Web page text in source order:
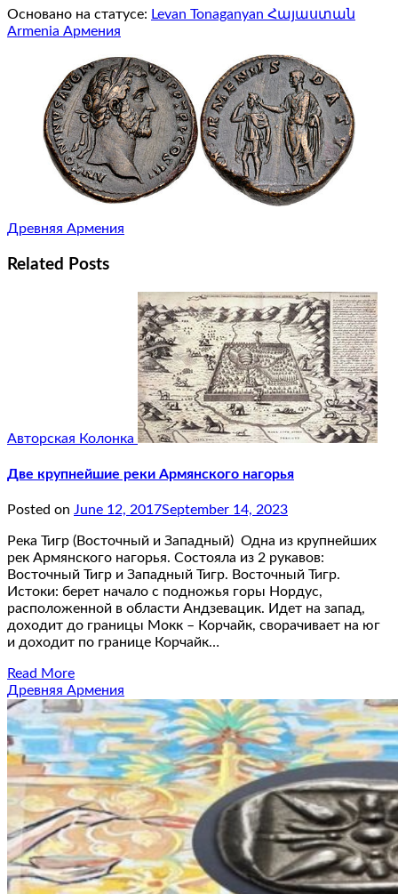
Основано на статусе: Levan Tonaganyan Հայաստան
Armenia Армения
Древняя Армения
Related Posts
Авторская Колонка
Две крупнейшие реки Армянского нагорья
Posted on June 12, 2017September 14, 2023
Река Тигр (Восточный и Западный) Одна из крупнейших
рек Армянского нагорья. Состояла из 2 рукавов:
Восточный Тигр и Западный Тигр. Восточный Тигр.
Истоки: берет начало с подножья горы Нордус,
расположенной в области Андзевацик. Идет на запад,
доходит до границы Мокк – Корчайк, сворачивает на юг
и доходит по границе Корчайк…
Read More
Древняя Армения